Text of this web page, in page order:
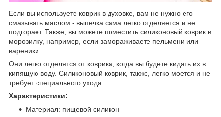
Если вы используете коврик в духовке, вам не нужно его
смазывать маслом - выпечка сама легко отделяется и не
подгорает. Также, вы можете поместить силиконовый коврик в
морозилку, например, если замораживаете пельмени или
вареники.
Они легко отделятся от коврика, когда вы будете кидать их в
кипящую воду. Силиконовый коврик, также, легко моется и не
требует специального ухода.
Характеристики:
Материал: пищевой силикон